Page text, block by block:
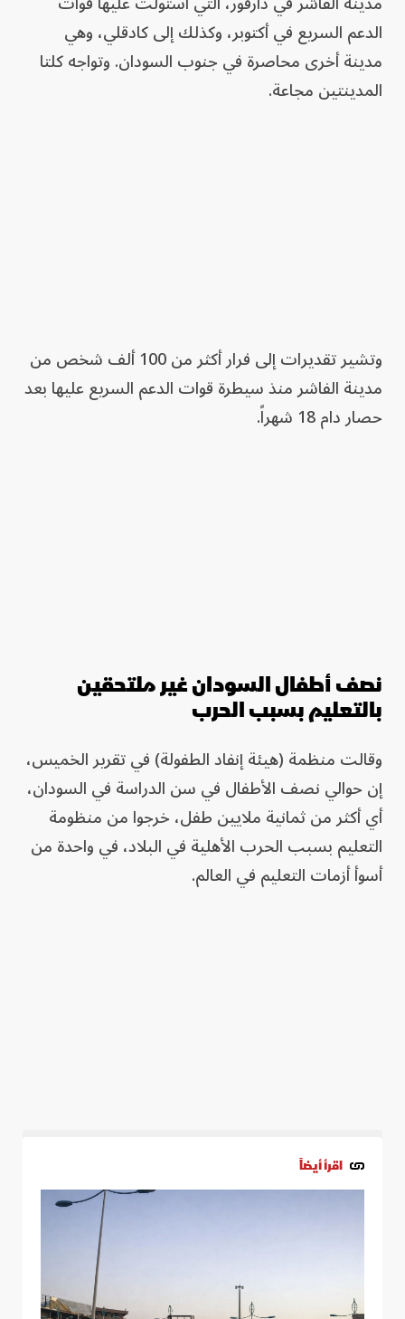
الدعم السريع في أكتوبر، وكذلك إلى كادقلي، وهي
مدينة أخرى محاصرة في جنوب السودان. وتواجه كلتا
المدينتين مجاعة.
وتشير تقديرات إلى فرار أكثر من 100 ألف شخص من
مدينة الفاشر منذ سيطرة قوات الدعم السريع عليها بعد
حصار دام 18 شهراً.
نصف أطفال السودان غير ملتحقين
بالتعليم بسبب الحرب
وقالت منظمة (هيئة إنفاد الطفولة) في تقرير الخميس،
إن حوالي نصف الأطفال في سن الدراسة في السودان،
أي أكثر من ثمانية ملايين طفل، خرجوا من منظومة
التعليم بسبب الحرب الأهلية في البلاد، في واحدة من
أسوأ أزمات التعليم في العالم.
اقرأ أيضاً